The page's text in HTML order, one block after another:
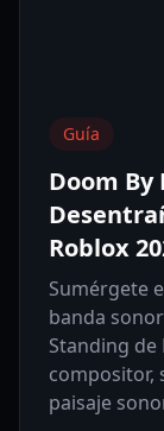
Guía
Doom By
Roblox
Sumérgete
banda
Standing de
compositor,
paisaje